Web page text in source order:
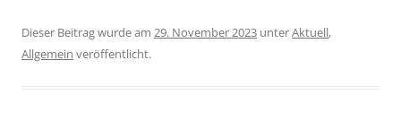
Dieser Beitrag wurde am 29. November 2023 unterAktuell,
Allgemein veröffentlicht.